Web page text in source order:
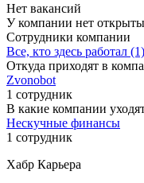
Нет вакансий
У компании нет
Сотрудники компании
Все, кто здесь работал (1)
Откуда приходят в
Zvonobot
1 сотрудник
В какие компании
Нескучные финансы
1 сотрудник
Хабр Карьера